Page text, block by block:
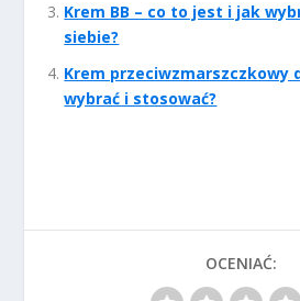
Krem BB – co to jest i jak
siebie?
Krem przeciwzmarszczkowy
wybrać i stosować?
OCENIAĆ: